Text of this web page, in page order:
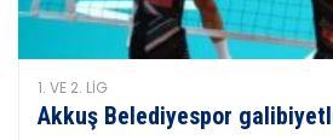
1. VE 2. LIG
Akkuş Belediyespor